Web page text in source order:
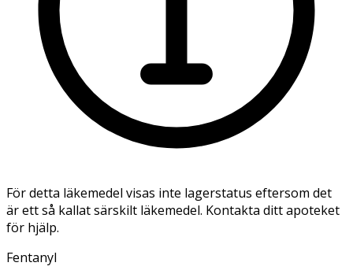
För detta läkemedel visas inte lagerstatus eftersom det
är ett så kallat särskilt läkemedel. Kontakta ditt apoteket
för hjälp.
Fentanyl